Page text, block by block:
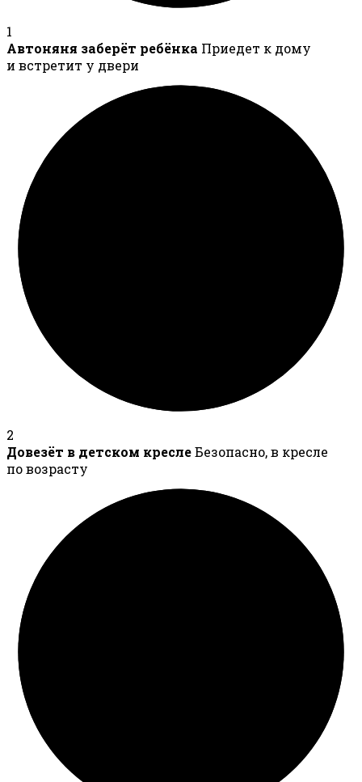
1
Автоняня заберёт ребёнка Приедет к дому
и встретит у двери
2
Довезёт в детском креслеБезопасно, в кресле
по возрасту